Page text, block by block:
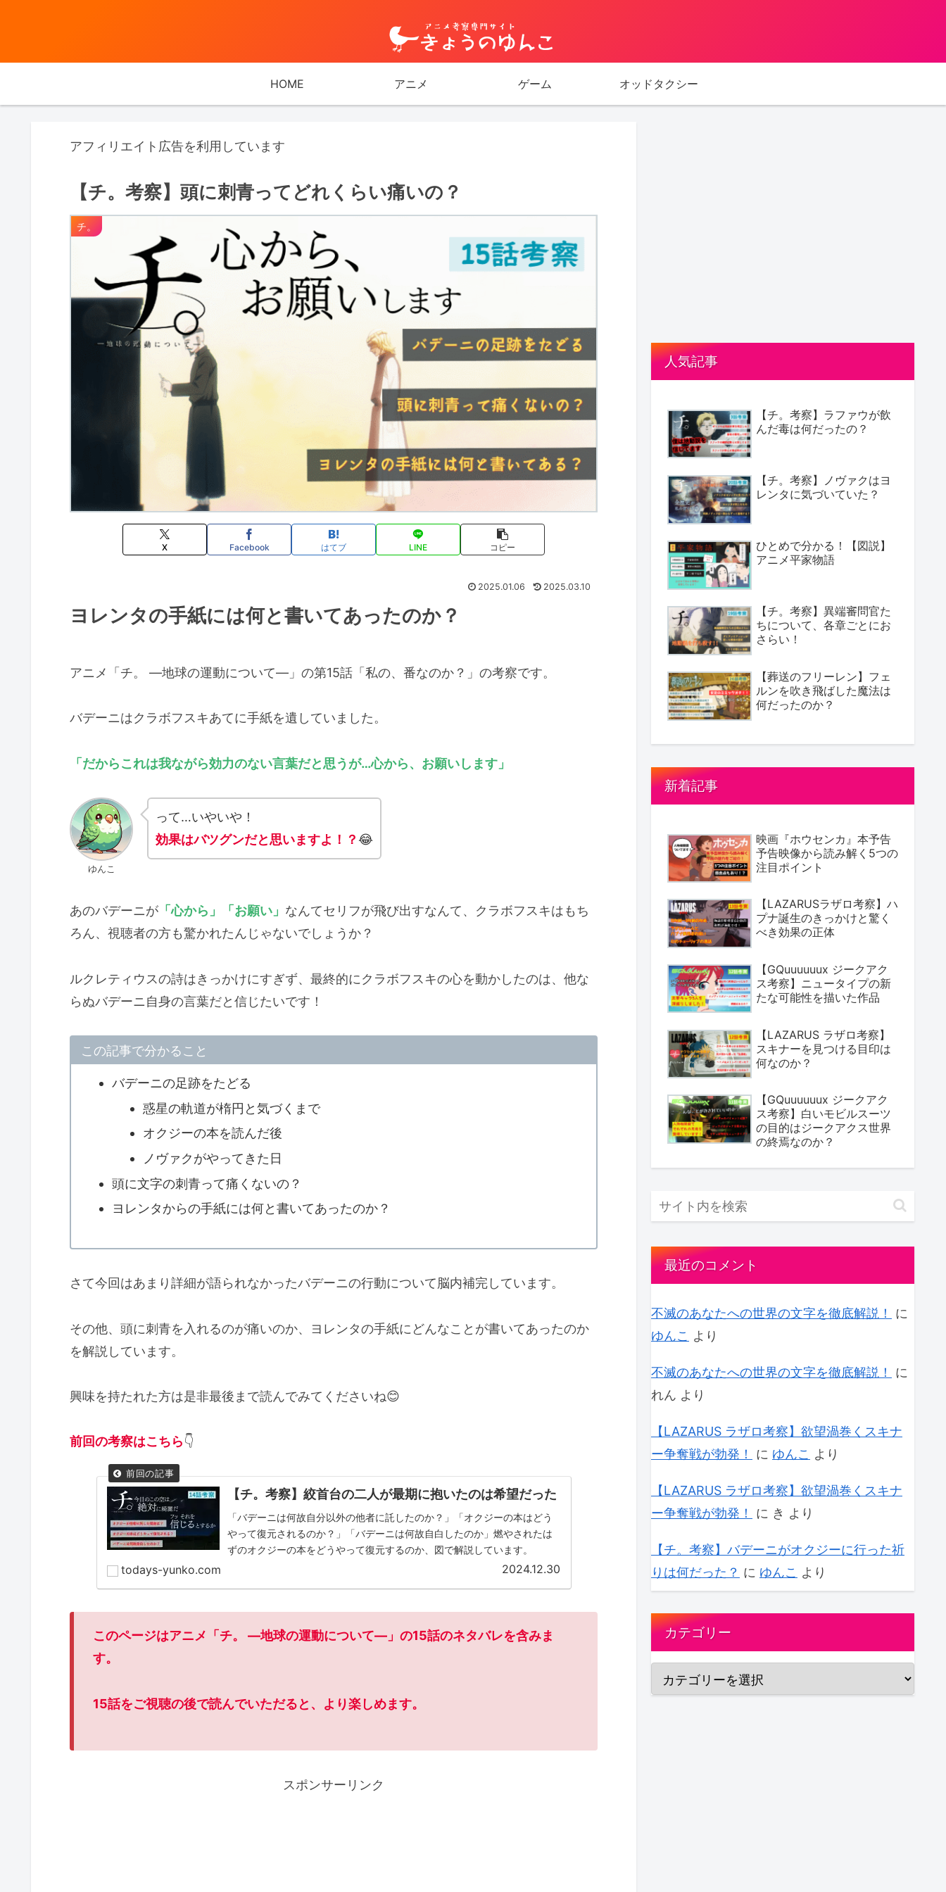
HOME アニメ ゲーム オッドタクシー
アフィリエイト広告を利用しています
【チ。考察】頭に刺青ってどれくらい痛いの？
チ。
X Facebook はてブ LINE コピー
2025.01.06 2025.03.10
ヨレンタの手紙には何と書いてあったのか？
アニメ「チ。 ―地球の運動について―」の第15話「私の、番なのか？」の考察です。
バデーニはクラボフスキあてに手紙を遺していました。
「だからこれは我ながら効力のない言葉だと思うが…心から、お願いします」
ゆんこ
って…いやいや！
効果はバツグンだと思いますよ！？ 😂
あのバデーニが 「心から」「お願い」 なんてセリフが飛び出すなんて、クラボフスキはもち
ろん、視聴者の方も驚かれたんじゃないでしょうか？
ルクレティウスの詩はきっかけにすぎず、最終的にクラボフスキの心を動かしたのは、他な
らぬバデーニ自身の言葉だと信じたいです！
この記事で分かること
バデーニの足跡をたどる
惑星の軌道が楕円と気づくまで
オクジーの本を読んだ後
ノヴァクがやってきた日
頭に文字の刺青って痛くないの？
ヨレンタからの手紙には何と書いてあったのか？
さて今回はあまり詳細が語られなかったバデーニの行動について脳内補完しています。
その他、頭に刺青を入れるのが痛いのか、ヨレンタの手紙にどんなことが書いてあったのか
を解説しています。
興味を持たれた方は是非最後まで読んでみてくださいね😊
前回の考察はこちら👇
【チ。考察】絞首台の二人が最期に抱いたのは希望だった
「バデーニは何故自分以外の他者に託したのか？」「オクジーの本はどう
やって復元されるのか？」「バデーニは何故自白したのか」燃やされたは
ずのオクジーの本をどうやって復元するのか、図で解説しています。
todays-yunko.com 2024.12.30
このページはアニメ「チ。 ―地球の運動について― 」の15話のネタバレを含みま
す。
15話をご視聴の後で読んでいただると、より楽しめます。
スポンサーリンク
人気記事
【チ。考察】ラファウが飲
んだ毒は何だったの？
【チ。考察】ノヴァクはヨ
レンタに気づいていた？
ひとめで分かる！【図説】
アニメ平家物語
【チ。考察】異端審問官た
ちについて、各章ごとにお
さらい！
【葬送のフリーレン】フェ
ルンを吹き飛ばした魔法は
何だったのか？
新着記事
映画『ホウセンカ』本予告
予告映像から読み解く5つの
注目ポイント
【LAZARUSラザロ考察】ハ
プナ誕生のきっかけと驚く
べき効果の正体
【GQuuuuuux ジークアク
ス考察】ニュータイプの新
たな可能性を描いた作品
【LAZARUS ラザロ考察】
スキナーを見つける目印は
何なのか？
【GQuuuuuux ジークアク
ス考察】白いモビルスーツ
の目的はジークアクス世界
の終焉なのか？
最近のコメント
不滅のあなたへの世界の文字を徹底解説！
に
ゆんこ より
不滅のあなたへの世界の文字を徹底解説！
に
れん より
【LAZARUS ラザロ考察】欲望渦巻くスキナ
ー争奪戦が勃発！
に ゆんこ より
【LAZARUS ラザロ考察】欲望渦巻くスキナ
ー争奪戦が勃発！
に き より
【チ。考察】バデーニがオクジーに行った祈
りは何だった？ に ゆんこ より
カテゴリー